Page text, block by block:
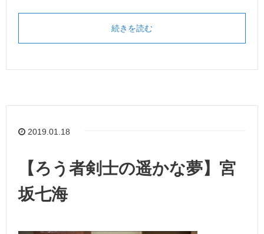
続きを読む
2019.01.18
【ろう者剣士の遥かな夢】宮
坂七海